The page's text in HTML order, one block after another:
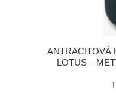
ANTRACITOVÁ
LOTUS –